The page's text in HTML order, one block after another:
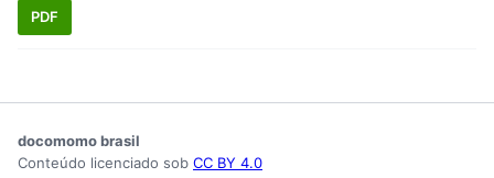
PDF
docomomo brasil
Conteúdo licenciado sob CC BY 4.0